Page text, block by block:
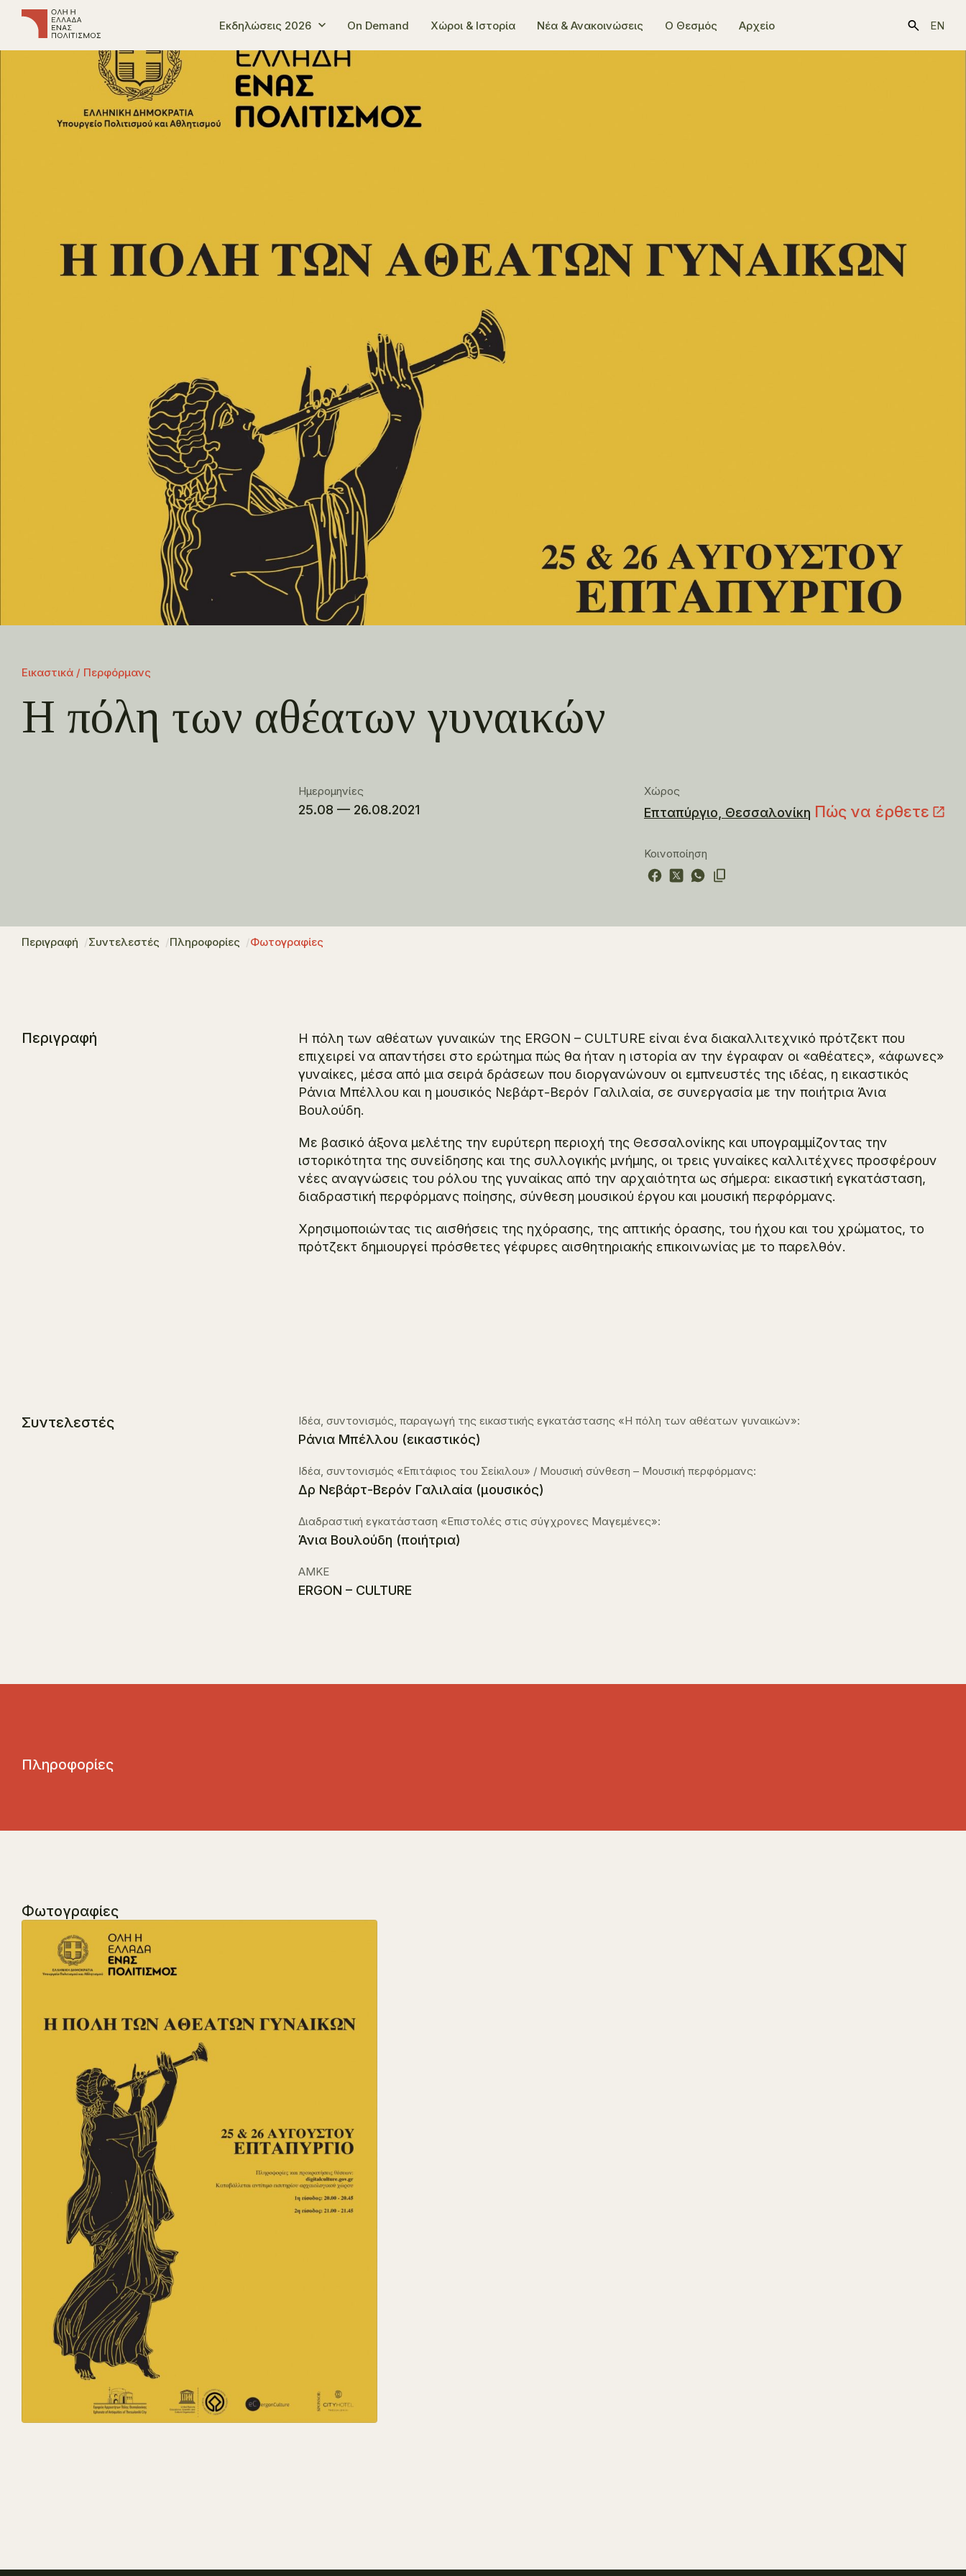
Εκδηλώσεις 2026 On Demand Χώροι & Ιστορία Νέα & Ανακοινώσεις Ο Θεσμός Αρχείο EN
Εικαστικά / Περφόρμανς
Η πόλη των αθέατων γυναικών
Ημερομηνίες
25.08 — 26.08.2021
Χώρος
Επταπύργιο, Θεσσαλονίκη Πώς να έρθετε
Κοινοποίηση
Περιγραφή Συντελεστές Πληροφορίες Φωτογραφίες
Περιγραφή Η πόλη των αθέατων γυναικών της ERGON – CULTURE είναι ένα διακαλλιτεχνικό πρότζεκτ που
επιχειρεί να απαντήσει στο ερώτημα πώς θα ήταν η ιστορία αν την έγραφαν οι «αθέατες», «άφωνες»
γυναίκες, μέσα από μια σειρά δράσεων που διοργανώνουν οι εμπνευστές της ιδέας, η εικαστικός
Ράνια Μπέλλου και η μουσικός Νεβάρτ-Βερόν Γαλιλαία, σε συνεργασία με την ποιήτρια Άνια
Βουλούδη.
Με βασικό άξονα μελέτης την ευρύτερη περιοχή της Θεσσαλονίκης και υπογραμμίζοντας την
ιστορικότητα της συνείδησης και της συλλογικής μνήμης, οι τρεις γυναίκες καλλιτέχνες προσφέρουν
νέες αναγνώσεις του ρόλου της γυναίκας από την αρχαιότητα ως σήμερα: εικαστική εγκατάσταση,
διαδραστική περφόρμανς ποίησης, σύνθεση μουσικού έργου και μουσική περφόρμανς.
Χρησιμοποιώντας τις αισθήσεις της ηχόρασης, της απτικής όρασης, του ήχου και του χρώματος, το
πρότζεκτ δημιουργεί πρόσθετες γέφυρες αισθητηριακής επικοινωνίας με το παρελθόν.
Συντελεστές Ιδέα, συντονισμός, παραγωγή της εικαστικής εγκατάστασης «Η πόλη των αθέατων γυναικών»:
Ράνια Μπέλλου (εικαστικός)
Ιδέα, συντονισμός «Επιτάφιος του Σείκιλου» / Μουσική σύνθεση – Μουσική περφόρμανς:
Δρ Νεβάρτ-Βερόν Γαλιλαία (μουσικός)
Διαδραστική εγκατάσταση «Επιστολές στις σύγχρονες Μαγεμένες»:
Άνια Βουλούδη (ποιήτρια)
ΑΜΚΕ
ERGON – CULTURE
Πληροφορίες
Φωτογραφίες